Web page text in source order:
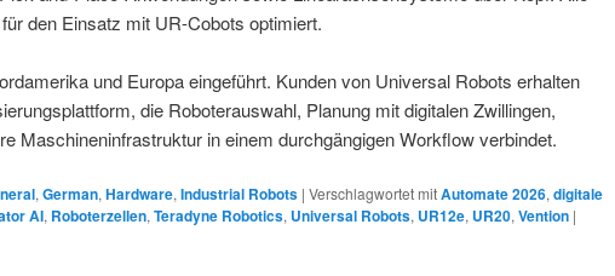
den Einsatz mit UR-Cobots optimiert.
und Europa eingeführt. Kunden von Universal Robots erhalten
die Roboterauswahl, Planung mit digitalen Zwillingen,
Maschineninfrastruktur in einem durchgängigen Workflow verbindet.
,German,Hardware,Industrial Robots |Verschlagwortet mitAutomate 2026,digitale
AI, Roboterzellen,Teradyne Robotics, Universal Robots, UR12e, UR20,Vention |